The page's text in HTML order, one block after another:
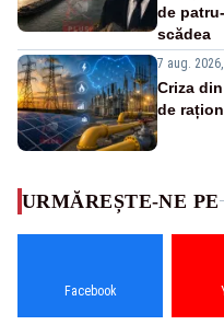
de
scădea
7 aug.
Criza
de
URMĂREȘTE-NE PE
Facebook